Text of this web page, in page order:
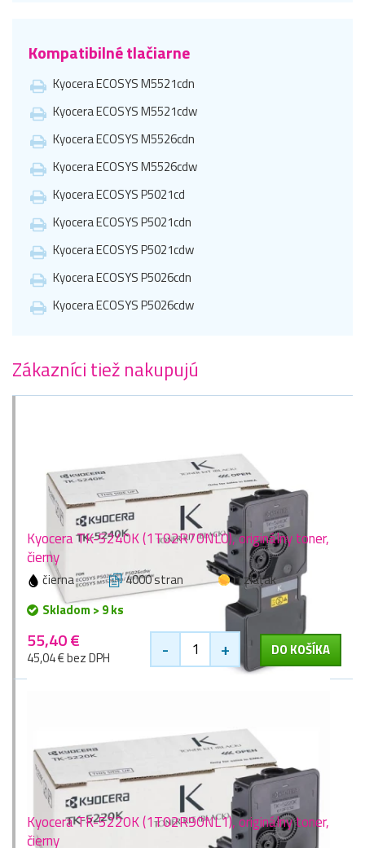
Kompatibilné tlačiarne
Kyocera ECOSYS M5521cdn
Kyocera ECOSYS M5521cdw
Kyocera ECOSYS M5526cdn
Kyocera ECOSYS M5526cdw
Kyocera ECOSYS P5021cd
Kyocera ECOSYS P5021cdn
Kyocera ECOSYS P5021cdw
Kyocera ECOSYS P5026cdn
Kyocera ECOSYS P5026cdw
Zákazníci tiež nakupujú
Kyocera TK-5240K (1T02R70NL0), originálny toner,
čierny
čierna 4000 stran
1 zlaťák
Skladom > 9 ks
55,40 €
45,04 € bez DPH - + DO KOŠÍKA
Kyocera TK-5220K (1T02R90NL1), originálny toner,
čierny